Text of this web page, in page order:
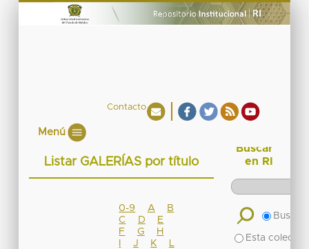
Contacto
Menú
Listar GALERÍAS por título
0-9 A
B
C
D
E
F
G
H
J K
Buscar
en RI
Buscar
Esta